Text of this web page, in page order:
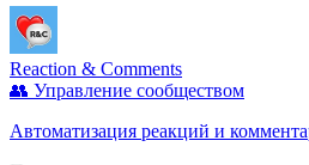
Reaction & Comments
👥 Управление сообществом
Автоматизация реакций и